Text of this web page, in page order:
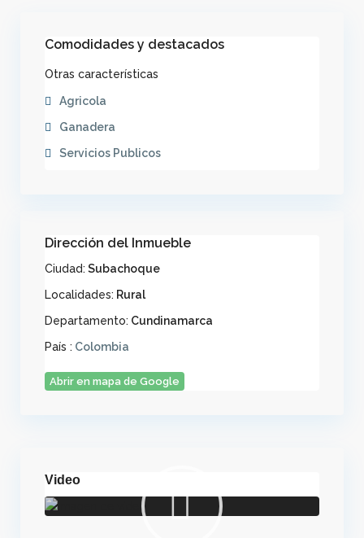
Comodidades y destacados
Otras características
Agricola
Ganadera
Servicios Publicos
Dirección del Inmueble
Ciudad: Subachoque
Localidades: Rural
Departamento: Cundinamarca
País : Colombia
Abrir en mapa de Google
Video